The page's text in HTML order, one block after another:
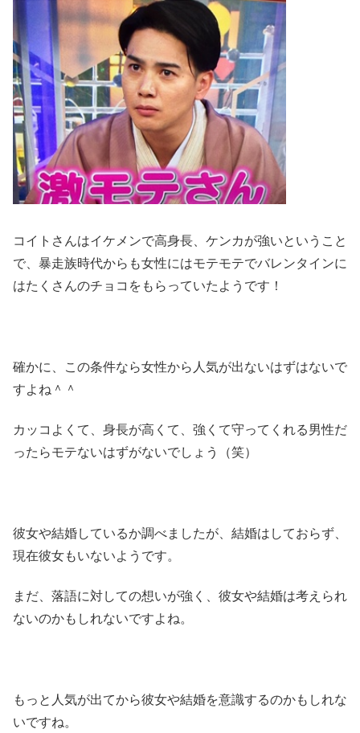
コイトさんはイケメンで高身長、ケンカが強いということ
で、暴走族時代からも女性にはモテモテでバレンタインに
はたくさんのチョコをもらっていたようです！
確かに、この条件なら女性から人気が出ないはずはないで
すよね＾＾
カッコよくて、身長が高くて、強くて守ってくれる男性だ
ったらモテないはずがないでしょう（笑）
彼女や結婚しているか調べましたが、結婚はしておらず、
現在彼女もいないようです。
まだ、落語に対しての想いが強く、彼女や結婚は考えられ
ないのかもしれないですよね。
もっと人気が出てから彼女や結婚を意識するのかもしれな
いですね。